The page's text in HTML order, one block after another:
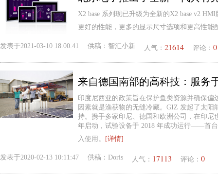
X2 base 系列现已升级为全新的X2 base v2
更好的性能，更多的显示尺寸选项和更高性能
发表于2021-03-10 18:00:41 供稿： 智汇小新 人气： 21614 评论： 0
印度尼西亚的政策旨在保护鱼类资源并确保
因素就是渔获物的无缝冷藏。GIZ 发起了太
持。携手多家印尼、德国和欧洲公司，在印尼
年启动，试验设备于 2018 年成功运行——首
入使用。
[详情]
发表于2020-02-13 10:11:47 供稿： Doris 人气： 17113 评论： 0